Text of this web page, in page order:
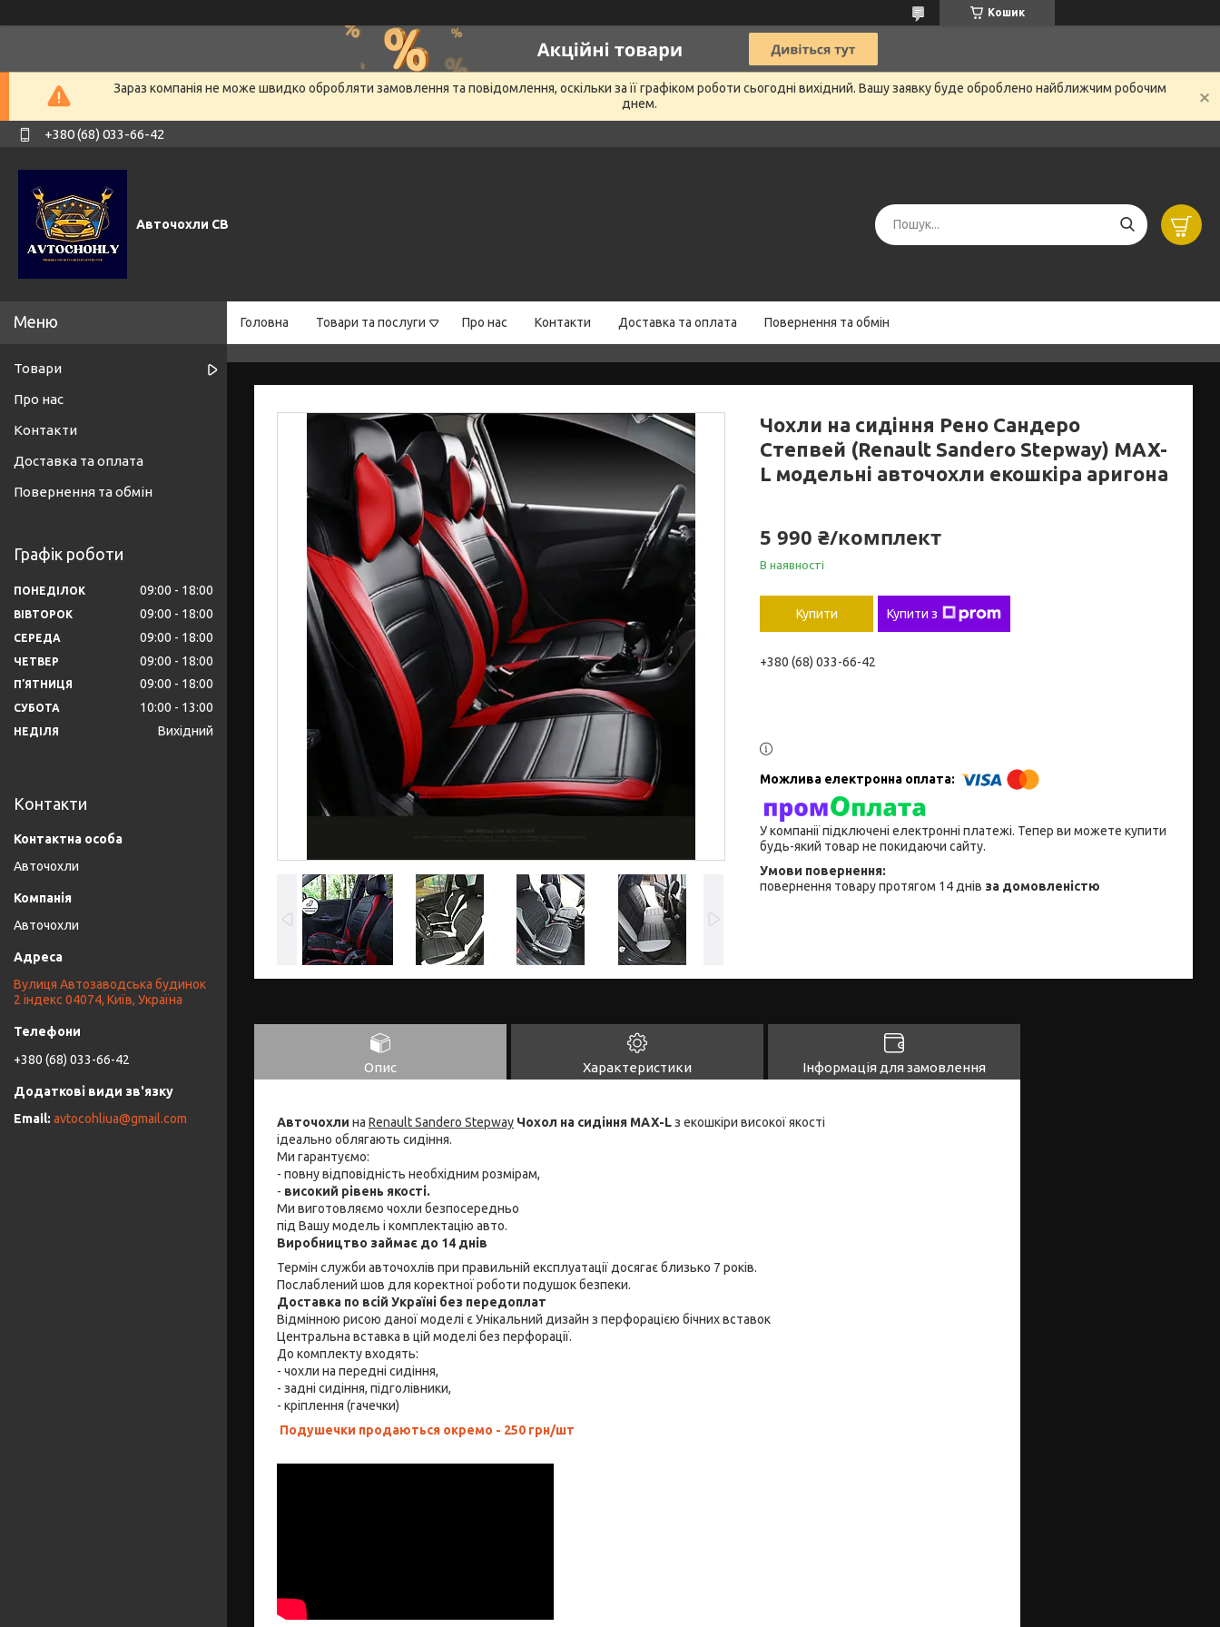
Кошик
Зараз компанія не може швидко обробляти замовлення та повідомлення, оскільки за її графіком роботи сьогодні вихідний. Вашу заявку буде оброблено найближчим робочим
днем.
+380 (68) 033-66-42
Авточохли СВ
Головна Товари та послуги Про нас Контакти Доставка та оплата Повернення та обмін
Чохли на сидіння Рено Сандеро
Степвей (Renault Sandero Stepway) MAX-
L модельні авточохли екошкіра аригона
5 990 ₴/комплект
В наявності
Купити Купити з
+380 (68) 033-66-42
У компанії підключені електронні платежі. Тепер ви можете купити
будь-який товар не покидаючи сайту.
повернення товару протягом 14 днів за домовленістю
Опис Характеристики Інформація для замовлення
Авточохли на Renault Sandero Stepway Чохол на сидіння MAX-Lз екошкіри високої якості
ідеально облягають сидіння.
Ми гарантуємо:
- повну відповідність необхідним розмірам,
- високий рівень якості.
Ми виготовляємо чохли безпосередньо
під Вашу модель і комплектацію авто.
Виробництво займає до 14 днів
Термін служби авточохлів при правильній експлуатації досягає близько 7 років.
Послаблений шов для коректної роботи подушок безпеки.
Доставка по всій Україні без передоплат
Відмінною рисою даної моделі є Унікальний дизайн з перфорацією бічних вставок
Центральна вставка в цій моделі без перфорації.
До комплекту входять:
- чохли на передні сидіння,
- задні сидіння, підголівники,
- кріплення (гачечки)
Подушечки продаються окремо - 250 грн/шт
Товари
Про нас
Контакти
Доставка та оплата
Повернення та обмін
Графік роботи
ПОНЕДІЛОК 09:00 18:00
ВІВТОРОК 09:00 18:00
СЕРЕДА 09:00 18:00
ЧЕТВЕР 09:00 18:00
ПʼЯТНИЦЯ 09:00 18:00
СУБОТА 10:00 13:00
НЕДІЛЯ Вихідний
Контакти
Авточохли
Авточохли
Вулиця Автозаводська будинок
2 індекс 04074, Київ, Україна
+380 (68) 033-66-42
avtocohliua@gmail.com